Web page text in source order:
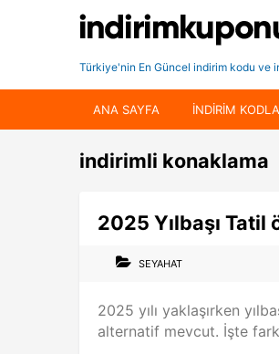
Türkiye'nin En Güncel indirim kodu ve
ANA SAYFA INDIRIM
indirimli konaklama
2025 Yılbaşı Tatil
SEYAHAT
2025 yılı yaklaşırken
alternatif mevcut. İşte